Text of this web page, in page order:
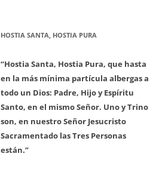
HOSTIA SANTA, HOSTIA PURA
“Hostia Santa, Hostia Pura, que hasta
en la más mínima partícula albergas a
todo un Dios: Padre, Hijo y Espíritu
Santo, en el mismo Señor. Uno y Trino
son, en nuestro Señor Jesucristo
Sacramentado las Tres Personas
están.”